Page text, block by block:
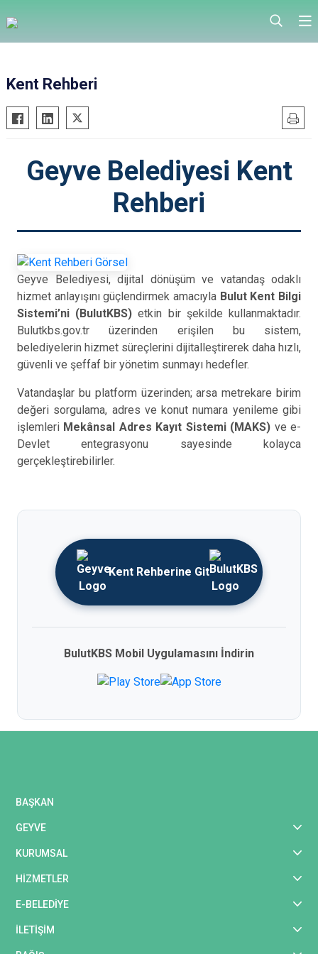
Kent Rehberi
Geyve Belediyesi Kent
Rehberi
Geyve Belediyesi, dijital dönüşüm ve vatandaş odaklı
hizmet anlayışını güçlendirmek amacıyla Bulut Kent Bilgi
Sistemi’ni (BulutKBS) etkin bir şekilde kullanmaktadır.
Bulutkbs.gov.tr üzerinden erişilen bu sistem,
belediyelerin hizmet süreçlerini dijitalleştirerek daha hızlı,
güvenli ve şeffaf bir yönetim sunmayı hedefler.
Vatandaşlar bu platform üzerinden; arsa metrekare birim
değeri sorgulama, adres ve konut numara yenileme gibi
işlemleri Mekânsal Adres Kayıt Sistemi (MAKS) ve e-
Devlet entegrasyonu sayesinde kolayca
gerçekleştirebilirler.
Kent Rehberine Git
BulutKBS Mobil Uygulamasını İndirin
BAŞKAN
GEYVE
KURUMSAL
HİZMETLER
E-BELEDİYE
İLETİŞİM